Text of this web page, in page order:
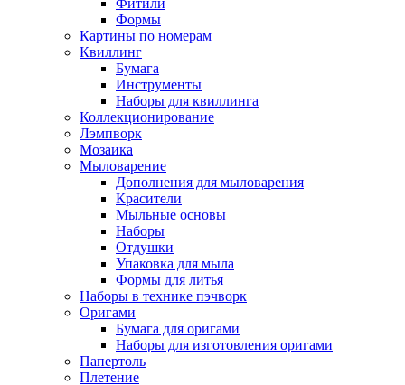
Фитили
Формы
Картины по номерам
Квиллинг
Бумага
Инструменты
Наборы для квиллинга
Коллекционирование
Лэмпворк
Мозаика
Мыловарение
Дополнения для мыловарения
Красители
Мыльные основы
Наборы
Отдушки
Упаковка для мыла
Формы для литья
Наборы в технике пэчворк
Оригами
Бумага для оригами
Наборы для изготовления оригами
Папертоль
Плетение